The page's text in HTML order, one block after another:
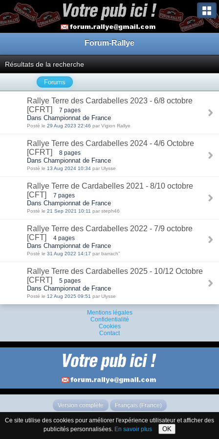
Forum-Rallye
Résultats de la recherche
Forums
Rallye Terre des Cardabelles 2023 - 6/8 octobre
[CFRT]
7 pages
Dans Championnat de France
Posté le 29 Aug 2023 22:46 par Vigion Rallye
Rallye Terre des Cardabelles 2024 - 4/6 Octobre
[CFRT]
8 pages
Dans Championnat de France
Posté le 13 Aug 2024 10:34 par Ulysse
Rallye Terre de Cardabelles 2021 - 8/10 octobre
[CFT]
7 pages
Dans Championnat de France
Posté le 21 Sep 2021 10:11 par steph46
Rallye Terre des Cardabelles 2022 - 7/9 octobre
[CFT]
4 pages
Dans Championnat de France
Posté le 31 Aug 2022 14:17 par barrach"
Rallye Terre des Cardabelles 2025 - 10/12 Octobre
[CFRT]
5 pages
Dans Championnat de France
Posté le 12 Aug 2025 09:51 par Ulysse
Mentions légales
Confidentialité
Cookies
Contact
Version complète Français (France)
Ce site utilise des cookies pour améliorer l'expérience utilisateur et afficher des
publicités personnalisées. En savoir plus OK